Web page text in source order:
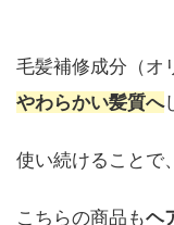
毛髪補修成分（オ
やわらかい髪質へ
使い続けることで
こちらの商品もヘ